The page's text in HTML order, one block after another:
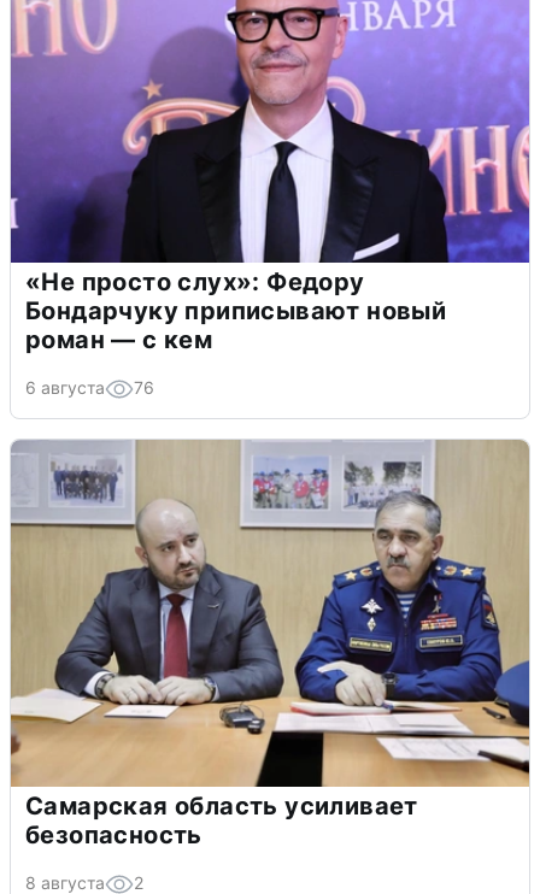
«Не просто слух»: Федору
Бондарчуку приписывают новый
роман — с кем
6 августа 76
Самарская область усиливает
безопасность
8 августа 2